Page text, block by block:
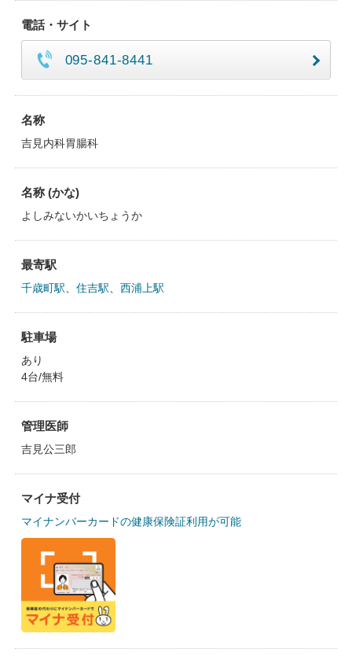
電話・サイト
095-841-8441
名称
吉見内科胃腸科
名称 (かな)
よしみないかいちょうか
最寄駅
千歳町駅 住吉駅 西浦上駅
駐車場
あり
4台/無料
管理医師
吉見公三郎
マイナ受付
マイナンバーカードの健康保険証利用が可能